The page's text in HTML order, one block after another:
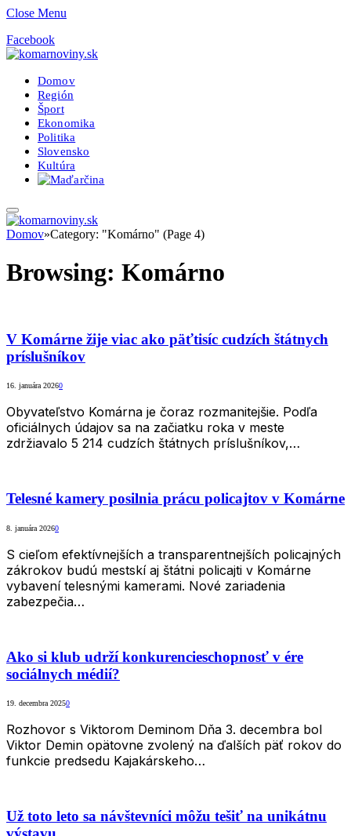
Close Menu
Facebook
Domov
Región
Šport
Ekonomika
Politika
Slovensko
Kultúra
Domov»Category: "Komárno" (Page 4)
Browsing: Komárno
V Komárne žije viac ako päťtisíc cudzích štátnych
príslušníkov
16. januára 20260
Obyvateľstvo Komárna je čoraz rozmanitejšie. Podľa
oficiálnych údajov sa na začiatku roka v meste
zdržiavalo 5 214 cudzích štátnych príslušníkov,…
Telesné kamery posilnia prácu policajtov v Komárne
8. januára 20260
S cieľom efektívnejších a transparentnejších policajných
zákrokov budú mestskí aj štátni policajti v Komárne
vybavení telesnými kamerami. Nové zariadenia
zabezpečia…
Ako si klub udrží konkurencieschopnosť v ére
sociálnych médií?
19. decembra 20250
Rozhovor s Viktorom Deminom Dňa 3. decembra bol
Viktor Demin opätovne zvolený na ďalších päť rokov do
funkcie predsedu Kajakárskeho…
Už toto leto sa návštevníci môžu tešiť na unikátnu